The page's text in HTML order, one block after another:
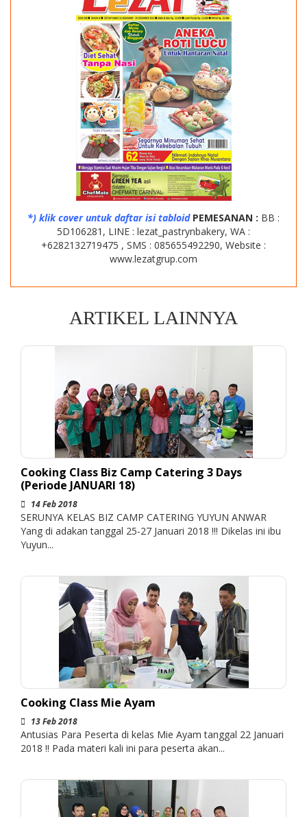
*) klik cover untuk daftar isi tabloid PEMESANAN : BB :
5D106281, LINE : lezat_pastrynbakery, WA :
+6282132719475 , SMS : 085655492290, Website :
www.lezatgrup.com
ARTIKEL LAINNYA
Cooking Class Biz Camp Catering 3 Days
(Periode JANUARI 18)
14 Feb 2018
SERUNYA KELAS BIZ CAMP CATERING YUYUN ANWAR
Yang di adakan tanggal 25-27 Januari 2018 !!! Dikelas ini ibu
Yuyun...
Cooking Class Mie Ayam
13 Feb 2018
Antusias Para Peserta di kelas Mie Ayam tanggal 22 Januari
2018 !! Pada materi kali ini para peserta akan...